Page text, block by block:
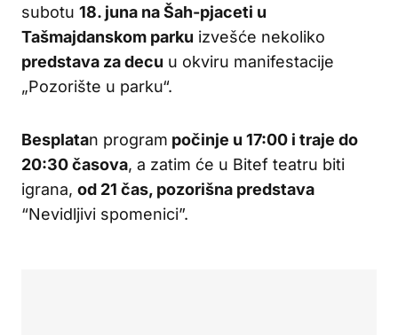
subotu 18. juna na Šah-pjaceti u
Tašmajdanskom parku izvešće nekoliko
predstava za decu u okviru manifestacije
„Pozorište u parku“.
Besplatan program počinje u 17:00 i traje do
20:30 časova, a zatim će u Bitef teatru biti
igrana, od 21 čas, pozorišna predstava
“Nevidljivi spomenici”.